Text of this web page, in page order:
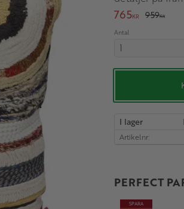
Nedsatt pris:
765KR Ordinarie
959KR
Antal
I lager
Artikelnr
PERFECT
SPARA